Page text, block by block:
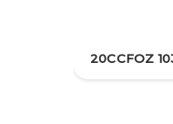
20CCFOZ